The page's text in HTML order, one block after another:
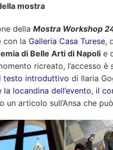
mostra
della Mostra Workshop
con la Galleria Casa Turese,
di Belle Arti di Napoli e
ricreato, l’accesso
testo introduttivo di Ilaria
la locandina dell’evento, il
un articolo sull’Ansa che